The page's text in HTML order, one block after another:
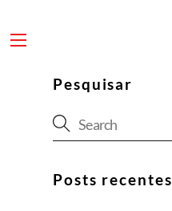
to
content
Menu
Pesquisar
Posts recentes